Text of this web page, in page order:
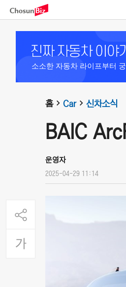
소소한 자동차 라이프부터
홈 Car 신차소식
BAIC
운영자
2025-04-29 11:14